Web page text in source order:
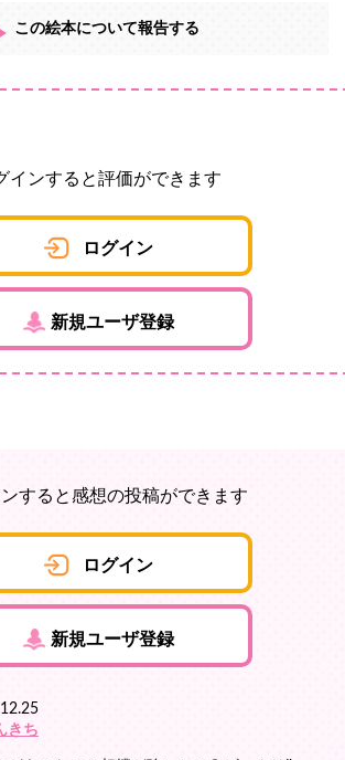
この絵本について報告する
インすると評価ができます
ログイン
新規ユーザ登録
すると感想の投稿ができます
ログイン
新規ユーザ登録
きち